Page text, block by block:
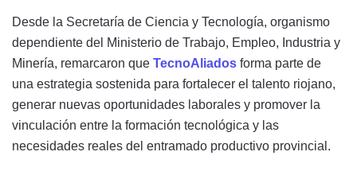
Desde la Secretaría de Ciencia y Tecnología, organismo
dependiente del Ministerio de Trabajo, Empleo, Industria y
Minería, remarcaron que TecnoAliados forma parte de
una estrategia sostenida para fortalecer el talento riojano,
generar nuevas oportunidades laborales y promover la
vinculación entre la formación tecnológica y las
necesidades reales del entramado productivo provincial.